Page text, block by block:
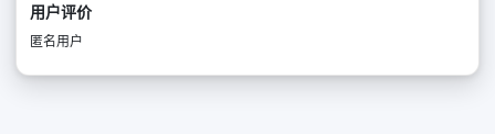
用户评价
匿名用户